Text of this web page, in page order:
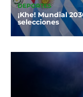
DEPORTES
¡Khe! Mundial
selecciones